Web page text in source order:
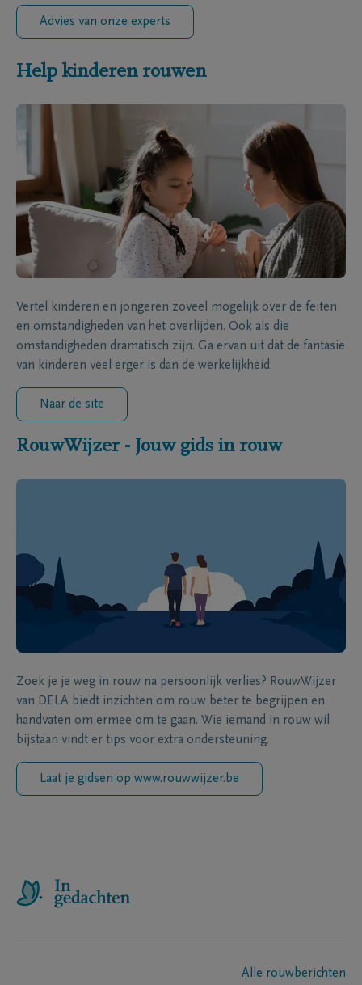
Advies van onze experts
Help kinderen rouwen
Vertel kinderen en jongeren zoveel mogelijk over de feiten
en omstandigheden van het overlijden. Ook als die
omstandigheden dramatisch zijn. Ga ervan uit dat de fantasie
van kinderen veel erger is dan de werkelijkheid.
Naar de site
RouwWijzer - Jouw gids in rouw
Zoek je je weg in rouw na persoonlijk verlies? RouwWijzer
van DELA biedt inzichten om rouw beter te begrijpen en
handvaten om ermee om te gaan. Wie iemand in rouw wil
bijstaan vindt er tips voor extra ondersteuning.
Laat je gidsen op www.rouwwijzer.be
Alle rouwberichten